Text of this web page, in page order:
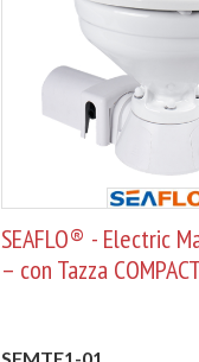
SEAFLO® - Electric
– con Tazza
SFMTE1-01